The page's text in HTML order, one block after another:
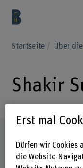
Startseite Über die
Shakir
Erst mal
Dürfen wir Cookies
die Website-